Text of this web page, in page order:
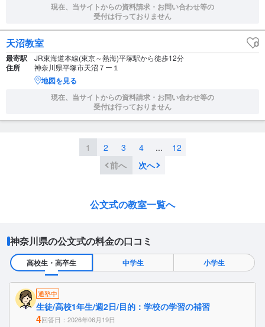
現在、当サイトからの資料請求・お問い合わせ等の
受付は行っておりません
天沼教室
最寄駅 JR東海道本線(東京～熱海)平塚駅から徒歩12分
住所 神奈川県平塚市天沼７ー１
地図を見る
現在、当サイトからの資料請求・お問い合わせ等の
受付は行っておりません
1 2 3 4 ...
12
前へ
次へ
公文式の教室一覧へ
神奈川県の公文式の料金の口コミ
高校生・高卒生 中学生 小学生
通塾中
生徒/高校1年生/週2日/目的：学校の学習の補習
4回答日：2026年06月19日